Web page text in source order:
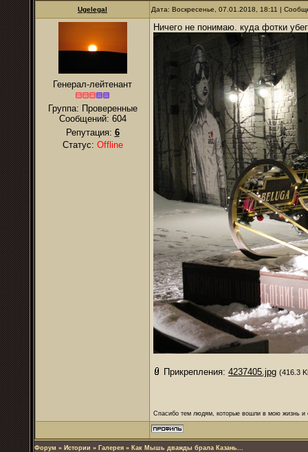
Ugelegal Дата: Воскресенье, 07.01.2018, 18:11 |
Генерал-лейтенант
Группа: Проверенные
Сообщений: 604
Репутация: 6
Статус: Offline
Ничего не понимаю. куда фотки
Прикрепления: 4237405.jpg (416.3
Спасибо тем людям, которые вошли в мою жизнь и
Форум » Истории » Галерея » Как Мышь дважды брала Казань...